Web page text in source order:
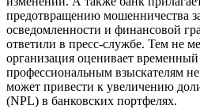
предотвращению мошенничества
осведомленности и финансовой
ответили в пресс-службе. Тем не
организация оценивает временный
профессиональным взыскателям
может привести к увеличению
(NPL) в банковских портфелях.